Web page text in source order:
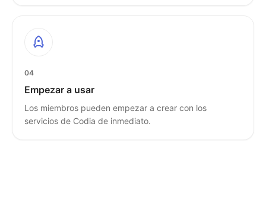
04
Empezar a usar
Los miembros pueden empezar a crear con los
servicios de Codia de inmediato.